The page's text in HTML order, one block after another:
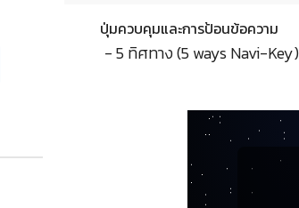
ปุ่มควบคุมและการป้อนข้อความ
- 5 ทิศทาง (5 ways Navi-Key)